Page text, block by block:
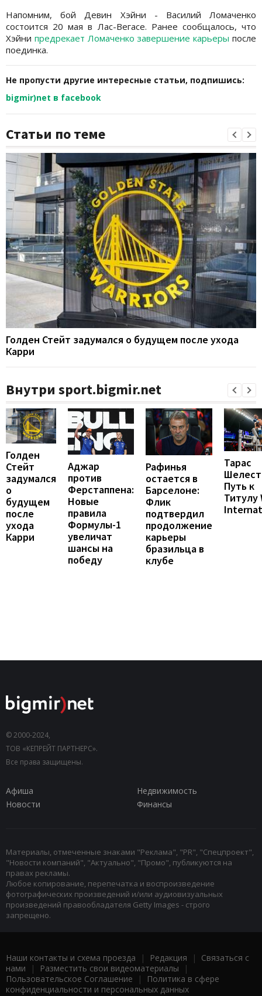
Напомним, бой Девин Хэйни - Василий Ломаченко
состоится 20 мая в Лас-Вегасе. Ранее сообщалось, что
Хэйни предрекает Ломаченко завершение карьеры после
поединка.
Не пропусти другие интересные статьи, подпишись:
bigmir)net в facebook
Статьи по теме
Голден Стейт задумался о будущем после ухода
Карри
Внутри sport.bigmir.net
Голден
Стейт
задумался
о
будущем
после
ухода
Карри
Аджар
против
Ферстаппена:
Новые
правила
Формулы-1
увеличат
шансы на
победу
Рафинья
остается в
Барселоне:
Флик
подтвердил
продолжение
карьеры
бразильца в
клубе
Тарас
Путь к
Титулу
© 2000-2024,
ТОВ «КЕПРЕЙТ ПАРТНЕРС».
Все права защищены.
Афиша
Недвижимость
Новости
Финансы
Материалы, отмеченные знаками "Реклама", "PR", "Спецпроект",
"Новости компаний", "Актуально", "Промо", публикуются на
правах рекламы.
Любое копирование, перепечатка и воспроизведение
фотографических произведений и/или аудиовизуальных
произведений правообладателя Getty Images - строго
запрещено.
Наши контакты и схема проезда | Редакция | Связаться с
нами | Разместить свои видеоматериалы |
Пользовательское Соглашение |
Политика в сфере
конфиденциальности и персональных данных